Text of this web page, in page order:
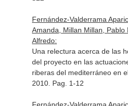
Fernández-Valderrama
Amanda, Millan Millan, Pablo
Alfredo:
Una relectura acerca de las
del proyecto en las
riberas del mediterráneo en
2010. Pag. 1-12